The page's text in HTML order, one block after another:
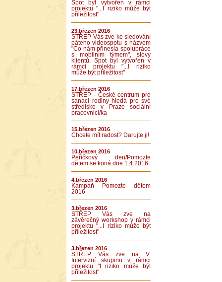
Spot byl vytvořen v rámci
projektu "...I riziko může být
příležitost"
23.březen 2016
STŘEP Vás zve ke sledování
páteho videospotu s názvem
"Co nám přinesla spolupráce
s mobilním týmem", slovy
klientů. Spot byl vytvořen v
rámci projektu "...I riziko
může být příležitost"
17.březen 2016
STŘEP - České centrum pro
sanaci rodiny hledá pro své
středisko v Praze sociální
pracovnici/ka
15.březen 2016
Chcete mít radost? Darujte ji!
10.březen 2016
Peříčkový den/Pomozte
dětem se koná dne 1.4.2016
4.březen 2016
Kampaň Pomozte dětem
2016
3.březen 2016
STŘEP Vás zve na
závěrečný workshop v rámci
projektu "...I riziko může být
příležitost"
3.březen 2016
STŘEP Vás zve na V.
Intervizní skupinu v rámci
projektu "I riziko může být
příležitost"